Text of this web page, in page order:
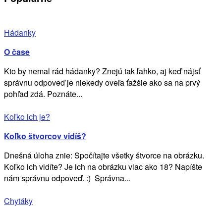
Hádanky
O čase
Kto by nemal rád hádanky? Znejú tak ľahko, aj keď nájsť
správnu odpoveď je niekedy oveľa ťažšie ako sa na prvý
pohľad zdá. Poznáte...
Koľko ich je?
Koľko štvorcov vidíš?
Dnešná úloha znie: Spočítajte všetky štvorce na obrázku.
Koľko ich vidíte? Je ich na obrázku viac ako 18? Napíšte
nám správnu odpoveď. :) Správna...
Chytáky